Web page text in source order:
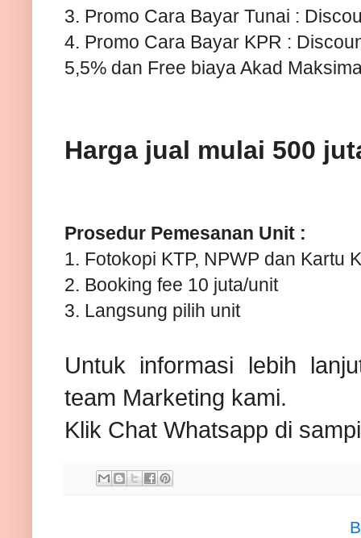
3. Promo Cara Bayar Tunai :
4. Promo Cara Bayar KPR :
5,5% dan Free biaya Akad
Harga jual mulai 500
Prosedur Pemesanan Unit :
1. Fotokopi KTP, NPWP dan Kartu
2. Booking fee 10 juta/unit
3. Langsung pilih unit
Untuk informasi lebih
team Marketing kami.
Klik Chat Whatsapp di